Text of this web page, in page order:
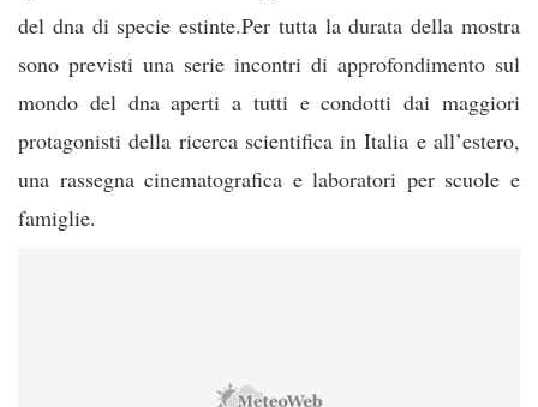
del dna di specie estinte.Per tutta la durata della mostra
sono previsti una serie incontri di approfondimento sul
mondo del dna aperti a tutti e condotti dai maggiori
protagonisti della ricerca scientifica in Italia e all’estero,
una rassegna cinematografica e laboratori per scuole e
famiglie.